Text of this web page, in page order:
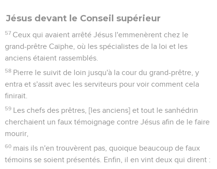
Jésus devant le Conseil supérieur
57 Ceux qui avaient arrêté Jésus l'emmenèrent chez le
grand-prêtre Caïphe, où les spécialistes de la loi et les
anciens étaient rassemblés.
58 Pierre le suivit de loin jusqu'à la cour du grand-prêtre, y
entra et s'assit avec les serviteurs pour voir comment cela
finirait.
59 Les chefs des prêtres, [les anciens] et tout le sanhédrin
cherchaient un faux témoignage contre Jésus afin de le faire
mourir,
60 mais ils n'en trouvèrent pas, quoique beaucoup de faux
témoins se soient présentés. Enfin, il en vint deux qui dirent :